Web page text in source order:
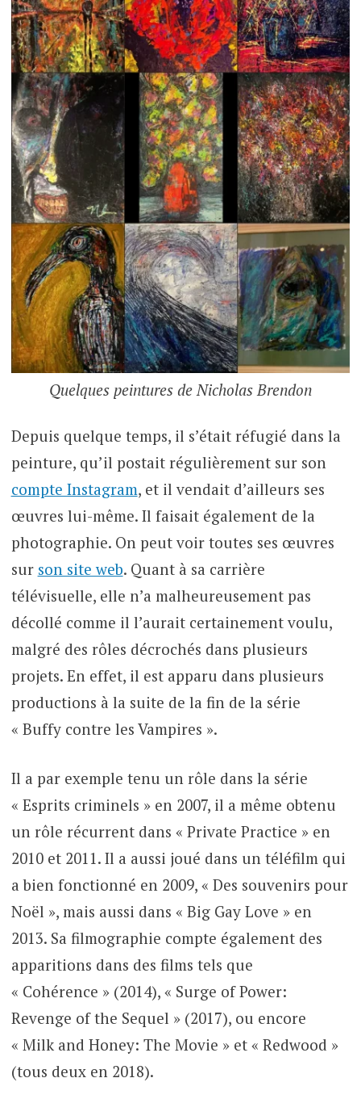
Quelques peintures de Nicholas Brendon
Depuis quelque temps, il s’était réfugié dans la
peinture, qu’il postait régulièrement sur son
compte Instagram, et il vendait d’ailleurs ses
œuvres lui-même. Il faisait également de la
photographie. On peut voir toutes ses œuvres
sur son site web. Quant à sa carrière
télévisuelle, elle n’a malheureusement pas
décollé comme il l’aurait certainement voulu,
malgré des rôles décrochés dans plusieurs
projets. En effet, il est apparu dans plusieurs
productions à la suite de la fin de la série
« Buffy contre les Vampires ».
Il a par exemple tenu un rôle dans la série
« Esprits criminels » en 2007, il a même obtenu
un rôle récurrent dans « Private Practice » en
2010 et 2011. Il a aussi joué dans un téléfilm qui
a bien fonctionné en 2009, « Des souvenirs pour
Noël », mais aussi dans « Big Gay Love » en
2013. Sa filmographie compte également des
apparitions dans des films tels que
« Cohérence » (2014), « Surge of Power:
Revenge of the Sequel » (2017), ou encore
« Milk and Honey: The Movie » et « Redwood »
(tous deux en 2018).